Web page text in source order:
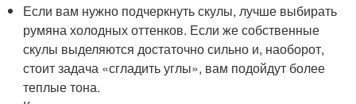
Если вам нужно подчеркнуть скулы, лучше выбирать
румяна холодных оттенков. Если же собственные
скулы выделяются достаточно сильно и, наоборот,
стоит задача «сгладить углы», вам подойдут более
теплые тона.